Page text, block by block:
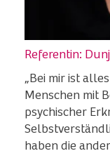
Referentin:
„Bei mir ist
Menschen mit
psychischer
haben die